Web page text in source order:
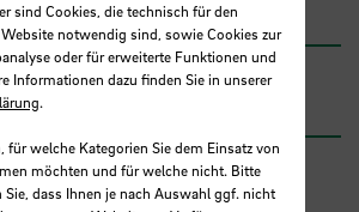
Prof. Dr.
Prof. Dr.
Fakultät 3
sind Cookies, die technisch für den
notwendig sind, sowie Cookies zur
oder für erweiterte Funktionen und
Informationen dazu finden Sie in unserer
.
für welche Kategorien Sie dem Einsatz von
möchten und für welche nicht. Bitte
dass Ihnen je nach Auswahl ggf. nicht